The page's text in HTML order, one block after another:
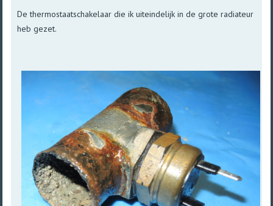
De thermostaatschakelaar die ik uiteindelijk in de grote radiateur
heb gezet.